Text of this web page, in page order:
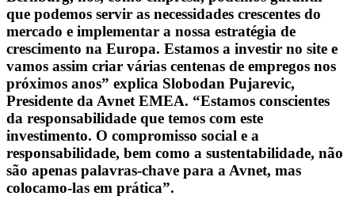
que podemos servir as necessidades crescentes do
mercado e implementar a nossa estratégia de
crescimento na Europa. Estamos a investir no site e
vamos assim criar várias centenas de empregos nos
próximos anos” explica Slobodan Pujarevic,
Presidente da Avnet EMEA. “Estamos conscientes
da responsabilidade que temos com este
investimento. O compromisso social e a
responsabilidade, bem como a sustentabilidade, não
são apenas palavras-chave para a Avnet, mas
colocamo-las em prática”.